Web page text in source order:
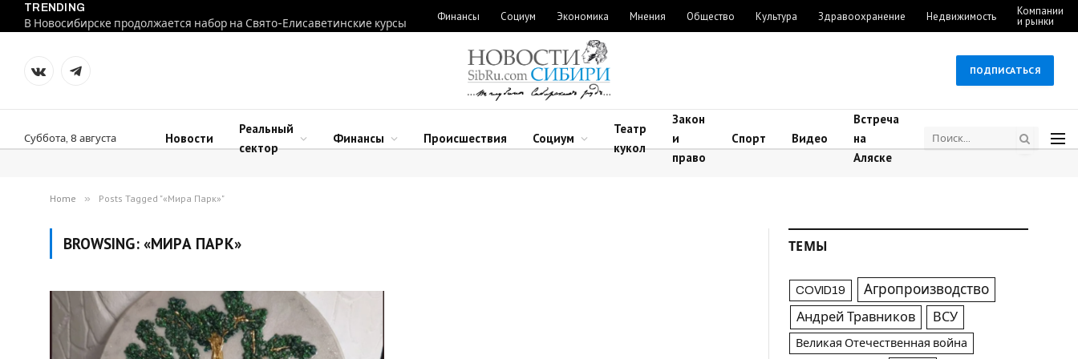
TRENDING
В Новосибирске продолжается набор на Свято-Елисаветинские курсы
Финансы Социум Экономика Мнения Общество Культура Здравоохранение Недвижимость Компании
и рынки
VKontakteTelegram
ПОДПИСАТЬСЯ
Суббота, 8 августа Новости
Реальный
сектор
Финансы Происшествия Социум
Театр
кукол
Закон
и
право
Спорт Видео
Встреча
на
Аляске
Home » Posts Tagged "«Мира Парк»"
BROWSING: «МИРА ПАРК» ТЕМЫ
COVID19 Агропроизводство
Андрей Травников ВСУ
Великая Отечественная война